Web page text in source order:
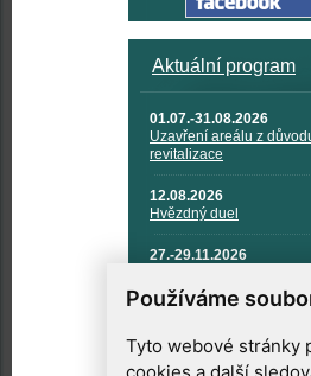
Používáme
Tyto webové stránky
Aktuální program
01.07.-31.08.2026
Uzavření areálu z
revitalizace
12.08.2026
Hvězdný duel
27.-29.11.2026
TECHNIKA A KOSMICKÉ
TECHNOLOGIE